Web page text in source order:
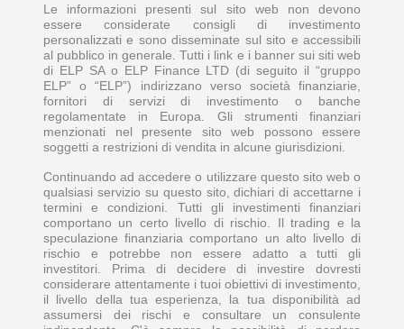
Le informazioni presenti sul sito web non devono
essere considerate consigli di investimento
personalizzati e sono disseminate sul sito e accessibili
al pubblico in generale. Tutti i link e i banner sui siti web
di ELP SA o ELP Finance LTD (di seguito il “gruppo
ELP” o “ELP”) indirizzano verso società finanziarie,
fornitori di servizi di investimento o banche
regolamentate in Europa. Gli strumenti finanziari
menzionati nel presente sito web possono essere
soggetti a restrizioni di vendita in alcune giurisdizioni.
Continuando ad accedere o utilizzare questo sito web o
qualsiasi servizio su questo sito, dichiari di accettarne i
termini e condizioni. Tutti gli investimenti finanziari
comportano un certo livello di rischio. Il trading e la
speculazione finanziaria comportano un alto livello di
rischio e potrebbe non essere adatto a tutti gli
investitori. Prima di decidere di investire dovresti
considerare attentamente i tuoi obiettivi di investimento,
il livello della tua esperienza, la tua disponibilità ad
assumersi dei rischi e consultare un consulente